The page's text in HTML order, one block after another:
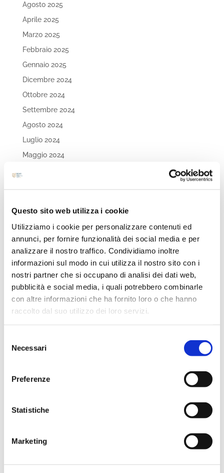
Questo sito web utilizza i cookie
Utilizziamo i cookie per personalizzare contenuti ed
annunci, per fornire funzionalità dei social media e per
analizzare il nostro traffico. Condividiamo inoltre
informazioni sul modo in cui utilizza il nostro sito con i
nostri partner che si occupano di analisi dei dati web,
pubblicità e social media, i quali potrebbero combinarle
con altre informazioni che ha fornito loro o che hanno
raccolto dal suo utilizzo dei loro servizi.
delNecessari
Preferenze
Statistiche
Marketing
Agosto 2025
Aprile 2025
Marzo 2025
Febbraio 2025
Gennaio 2025
Dicembre 2024
Ottobre 2024
Settembre 2024
Agosto 2024
Luglio 2024
Maggio 2024
Dicembre 2023
Settembre 2023
Agosto 2023
Giugno 2023
Maggio 2023
Aprile 2023
Novembre 2022
Settembre 2022
Marzo 2022
Dicembre 2021